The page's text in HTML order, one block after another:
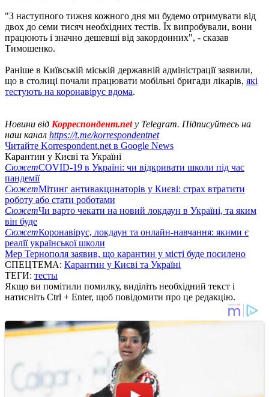
"З наступного тижня кожного дня ми будемо отримувати від
двох до семи тисяч необхідних тестів. Їх випробували, вони
працюють і значно дешевші від закордонних", - сказав
Тимошенко.
Раніше в Київській міській державній адміністрації заявили,
що в столиці почали працювати мобільні бригади лікарів, які
тестують на коронавірус вдома.
Новини від Корреспондент.netу Telegram. Підписуйтесь на
наш канал https://t.me/korrespondentnet
Читайте Korrespondent.net в Google News
Карантин у Києві та Україні
СюжетCOVID-19 в Україні: чи відкривати школи під час
пандемії
СюжетМітинг антивакцинаторів у Києві: страх втратити
роботу або стати роботами
СюжетЧи варто чекати на новий локдаун в Україні, та яким
він буде
СюжетКоронавірус, локдаун та онлайн-навчання: якими є
реалії української школи
Мер Тернополя заявив, що карантин у місті буде посилено
СПЕЦТЕМА: Карантин у Києві та Україні
ТЕГИ: тесты
Якщо ви помітили помилку, виділіть необхідний текст і
натисніть Ctrl + Enter, щоб повідомити про це редакцію.